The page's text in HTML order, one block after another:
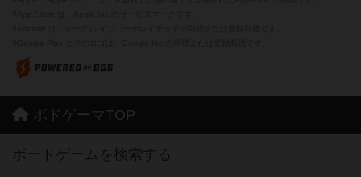
ボドゲーマTOP
ボードゲームを検索する